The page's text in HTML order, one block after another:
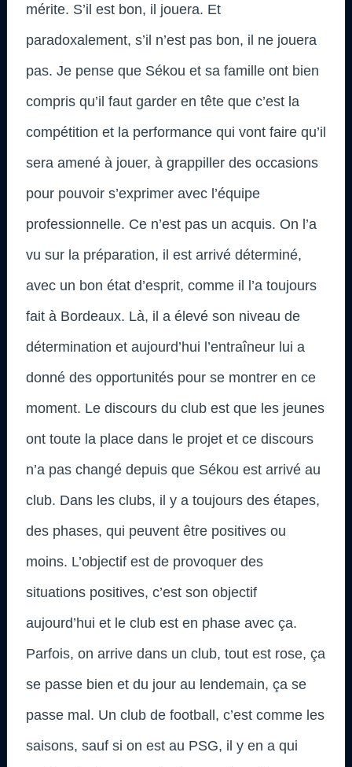
mérite. S’il est bon, il jouera. Et
paradoxalement, s’il n’est pas bon, il ne jouera
pas. Je pense que Sékou et sa famille ont bien
compris qu’il faut garder en tête que c’est la
compétition et la performance qui vont faire qu’il
sera amené à jouer, à grappiller des occasions
pour pouvoir s’exprimer avec l’équipe
professionnelle. Ce n’est pas un acquis. On l’a
vu sur la préparation, il est arrivé déterminé,
avec un bon état d’esprit, comme il l’a toujours
fait à Bordeaux. Là, il a élevé son niveau de
détermination et aujourd’hui l’entraîneur lui a
donné des opportunités pour se montrer en ce
moment. Le discours du club est que les jeunes
ont toute la place dans le projet et ce discours
n’a pas changé depuis que Sékou est arrivé au
club. Dans les clubs, il y a toujours des étapes,
des phases, qui peuvent être positives ou
moins. L’objectif est de provoquer des
situations positives, c’est son objectif
aujourd’hui et le club est en phase avec ça.
Parfois, on arrive dans un club, tout est rose, ça
se passe bien et du jour au lendemain, ça se
passe mal. Un club de football, c’est comme les
saisons, sauf si on est au PSG, il y en a qui